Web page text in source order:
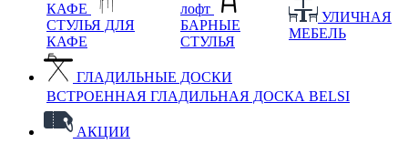
КАФЕ
СТУЛЬЯ ДЛЯ
КАФЕ
лофт
БАРНЫЕ
СТУЛЬЯ
УЛИЧНАЯ
МЕБЕЛЬ
ГЛАДИЛЬНЫЕ ДОСКИ
ВСТРОЕННАЯ ГЛАДИЛЬНАЯ ДОСКА BELSI
АКЦИИ